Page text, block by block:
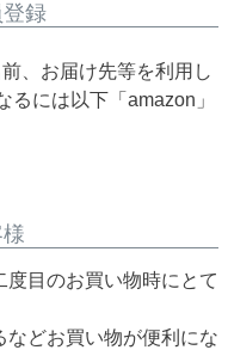
録
、お届け先等を利用し
には以下「amazon」
目のお買い物時にとて
などお買い物が便利にな